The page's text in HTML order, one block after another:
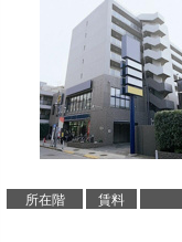
所在階 賃料